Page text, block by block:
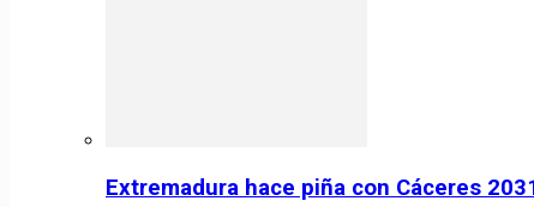
Extremadura hace piña con Cáceres